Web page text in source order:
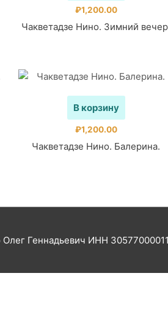
₽1,200.00
Чакветадзе Нино. Зимний
В корзину
₽1,200.00
Чакветадзе Нино. Балерина.
Олег Геннадьевич ИНН